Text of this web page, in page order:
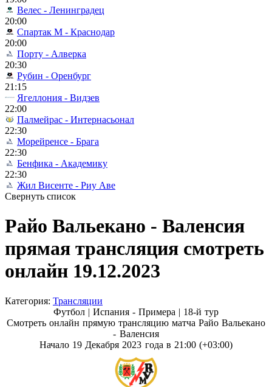
Велес - Ленинградец
20:00
Спартак М - Краснодар
20:00
Порту - Алверка
20:30
Рубин - Оренбург
21:15
Ягеллония - Видзев
22:00
Палмейрас - Интернасьонал
22:30
Морейренсе - Брага
22:30
Бенфика - Академику
22:30
Жил Висенте - Риу Аве
Свернуть список
Райо Вальекано - Валенсия
прямая трансляция смотреть
онлайн 19.12.2023
Категория: Трансляции
Футбол | Испания - Примера | 18-й тур
Смотреть онлайн прямую трансляцию матча Райо Вальекано
- Валенсия
Начало 19 Декабря 2023 года в 21:00 (+03:00)